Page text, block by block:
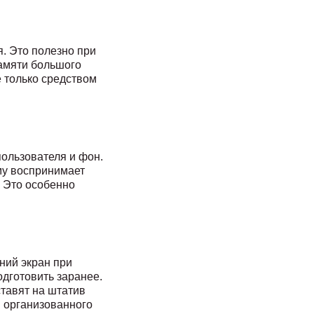
Это полезно при
большого
средством
и фон.
воспринимает
Это особенно
экран при
заранее.
на штатив